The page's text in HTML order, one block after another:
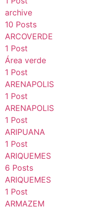
archive
10 Posts
ARCOVERDE
1 Post
Área verde
1 Post
ARENAPOLIS
1 Post
ARENAPOLIS
1 Post
ARIPUANA
1 Post
ARIQUEMES
6 Posts
ARIQUEMES
1 Post
ARMAZEM